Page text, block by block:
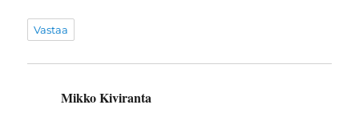
Vastaa
Mikko Kiviranta